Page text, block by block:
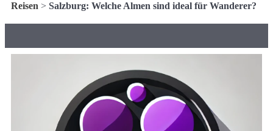
Reisen > Salzburg: Welche Almen sind ideal für Wanderer?